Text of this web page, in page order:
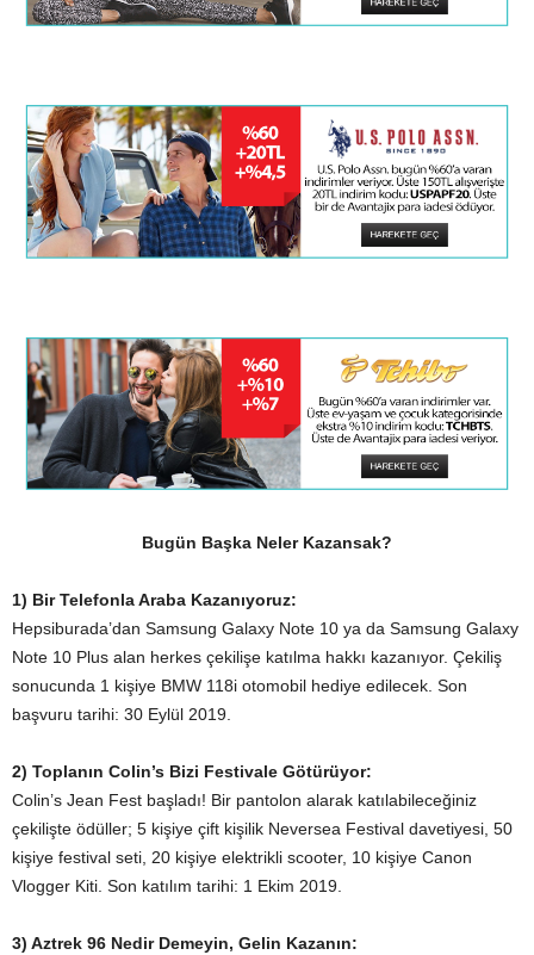
Bugün Başka Neler Kazansak?
1) Bir Telefonla Araba Kazanıyoruz:
Hepsiburada’dan Samsung Galaxy Note 10 ya da Samsung Galaxy
Note 10 Plus alan herkes çekilişe katılma hakkı kazanıyor. Çekiliş
sonucunda 1 kişiye BMW 118i otomobil hediye edilecek. Son
başvuru tarihi: 30 Eylül 2019.
2) Toplanın Colin’s Bizi Festivale Götürüyor:
Colin’s Jean Fest başladı! Bir pantolon alarak katılabileceğiniz
çekilişte ödüller; 5 kişiye çift kişilik Neversea Festival davetiyesi, 50
kişiye festival seti, 20 kişiye elektrikli scooter, 10 kişiye Canon
Vlogger Kiti. Son katılım tarihi: 1 Ekim 2019.
3) Aztrek 96 Nedir Demeyin, Gelin Kazanın: